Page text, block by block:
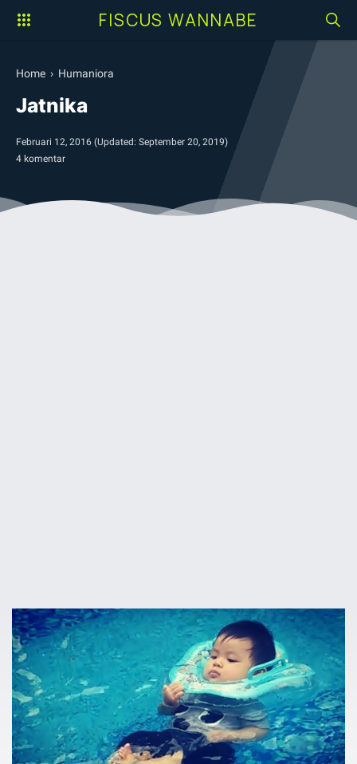
FISCUS WANNABE
Home › Humaniora
Jatnika
Februari 12, 2016 (Updated: September 20, 2019)
4 komentar